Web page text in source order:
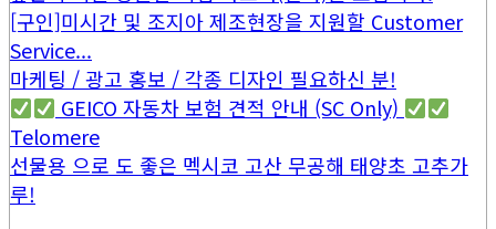
[구인]미시간 및 조지아 제조현장을 지원할 Customer
Service...
마케팅 / 광고 홍보 / 각종 디자인 필요하신 분!
GEICO 자동차 보험 견적 안내 (SC Only)
Telomere
선물용 으로 도 좋은 멕시코 고산 무공해 태양초 고추가
루!